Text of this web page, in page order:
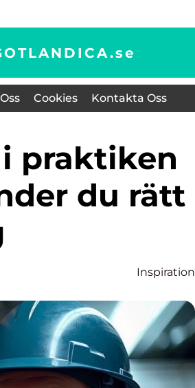
se
Cookies Kontakta Oss
du rätt
Inspiration